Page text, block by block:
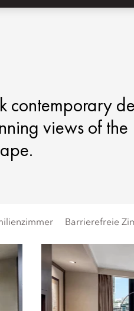
contemporary
views of the
Barrierefreie